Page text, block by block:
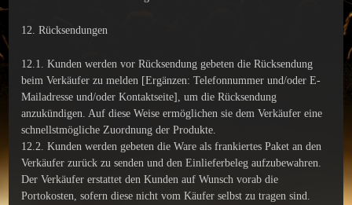
12. Rücksendungen
12.1. Kunden werden vor Rücksendung gebeten die Rücksendung
beim Verkäufer zu melden [Ergänzen: Telefonnummer und/oder E-
Mailadresse und/oder Kontaktseite], um die Rücksendung
anzukündigen. Auf diese Weise ermöglichen sie dem Verkäufer eine
schnellstmögliche Zuordnung der Produkte.
12.2. Kunden werden gebeten die Ware als frankiertes Paket an den
Verkäufer zurück zu senden und den Einlieferbeleg aufzubewahren.
Der Verkäufer erstattet den Kunden auf Wunsch vorab die
Portokosten, sofern diese nicht vom Käufer selbst zu tragen sind.